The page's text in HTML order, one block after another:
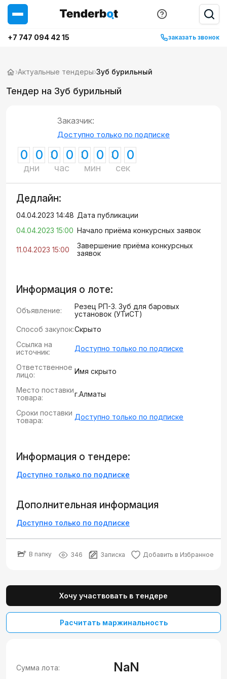
+7 747 094 42 15 заказать звонок
›Актуальные тендеры›Зуб бурильный
Тендер на Зуб бурильный
Заказчик:
Доступно только по подписке
0 0
дни
0 0
час
0 0
мин
0 0
сек
Дедлайн:
04.04.2023 14:48 Дата публикации
04.04.2023 15:00 Начало приёма конкурсных заявок
11.04.2023 15:00
Завершение приёма конкурсных
заявок
Информация о лоте:
Объявление:
Резец РП-3. Зуб для баровых
установок (УТиСТ)
Способ закупок:Скрыто
Ссылка на
источник:
Доступно только по подписке
Ответственное
лицо:
Имя скрыто
Место поставки
товара:
г.Алматы
Сроки поставки
товара:
Доступно только по подписке
Информация о тендере:
Доступно только по подписке
Дополнительная информация
Доступно только по подписке
В папку 346 Записка Добавить в Избранное
Хочу участвовать в тендере
Расчитать маржинальность
Сумма лота: NaN